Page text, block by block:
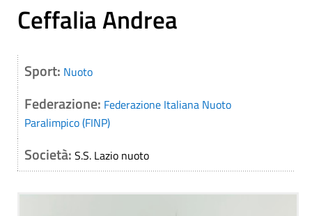
Ceffalia Andrea
Sport: Nuoto
Federazione: Federazione Italiana Nuoto
Paralimpico (FINP)
Società: S.S. Lazio nuoto